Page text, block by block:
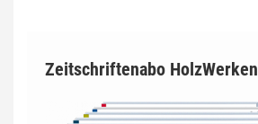
Zeitschriftenabo HolzWerken